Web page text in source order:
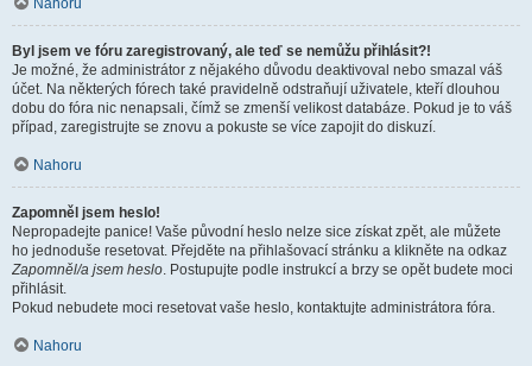
Nahoru
Byl jsem ve fóru zaregistrovaný, ale teď se nemůžu přihlásit?!
Je možné, že administrátor z nějakého důvodu deaktivoval nebo smazal váš
účet. Na některých fórech také pravidelně odstraňují uživatele, kteří dlouhou
dobu do fóra nic nenapsali, čímž se zmenší velikost databáze. Pokud je to váš
případ, zaregistrujte se znovu a pokuste se více zapojit do diskuzí.
Nahoru
Zapomněl jsem heslo!
Nepropadejte panice! Vaše původní heslo nelze sice získat zpět, ale můžete
ho jednoduše resetovat. Přejděte na přihlašovací stránku a klikněte na odkaz
Zapomněl/a jsem heslo. Postupujte podle instrukcí a brzy se opět budete moci
přihlásit.
Pokud nebudete moci resetovat vaše heslo, kontaktujte administrátora fóra.
Nahoru